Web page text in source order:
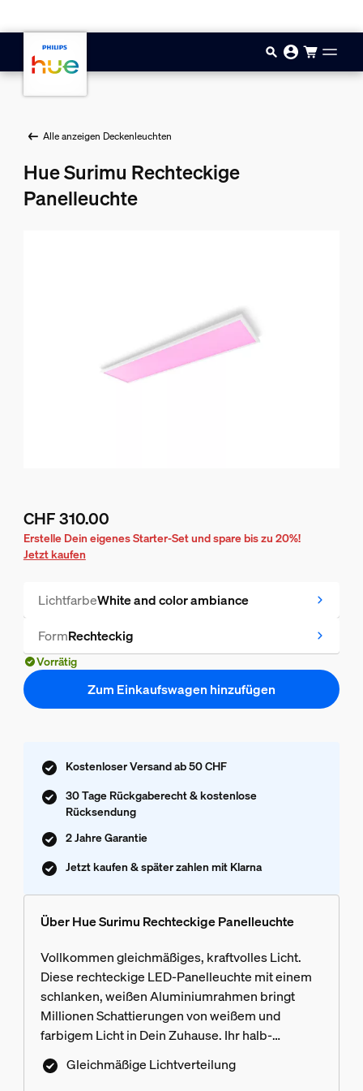
Alle anzeigen Deckenleuchten
Hue Surimu Rechteckige
Panelleuchte
Aktueller Preis ist CHF 310.00
CHF 310.00
Erstelle Dein eigenes Starter-Set und spare bis zu 20%!
Jetzt kaufen
LichtfarbeWhite and color ambiance
FormRechteckig
Vorrätig
Zum Einkaufswagen hinzufügen
Kostenloser Versand ab 50 CHF
30 Tage Rückgaberecht & kostenlose
Rücksendung
2 Jahre Garantie
Jetzt kaufen & später zahlen mit Klarna
Über Hue Surimu Rechteckige Panelleuchte
Vollkommen gleichmäßiges, kraftvolles Licht.
Diese rechteckige LED-Panelleuchte mit einem
schlanken, weißen Aluminiumrahmen bringt
Millionen Schattierungen von weißem und
farbigem Licht in Dein Zuhause. Ihr halb-
flächenbündiges Design besticht durch Tiefe und
Schlichtheit. Eine gute Wahl für jeden Raum.
Gleichmäßige Lichtverteilung